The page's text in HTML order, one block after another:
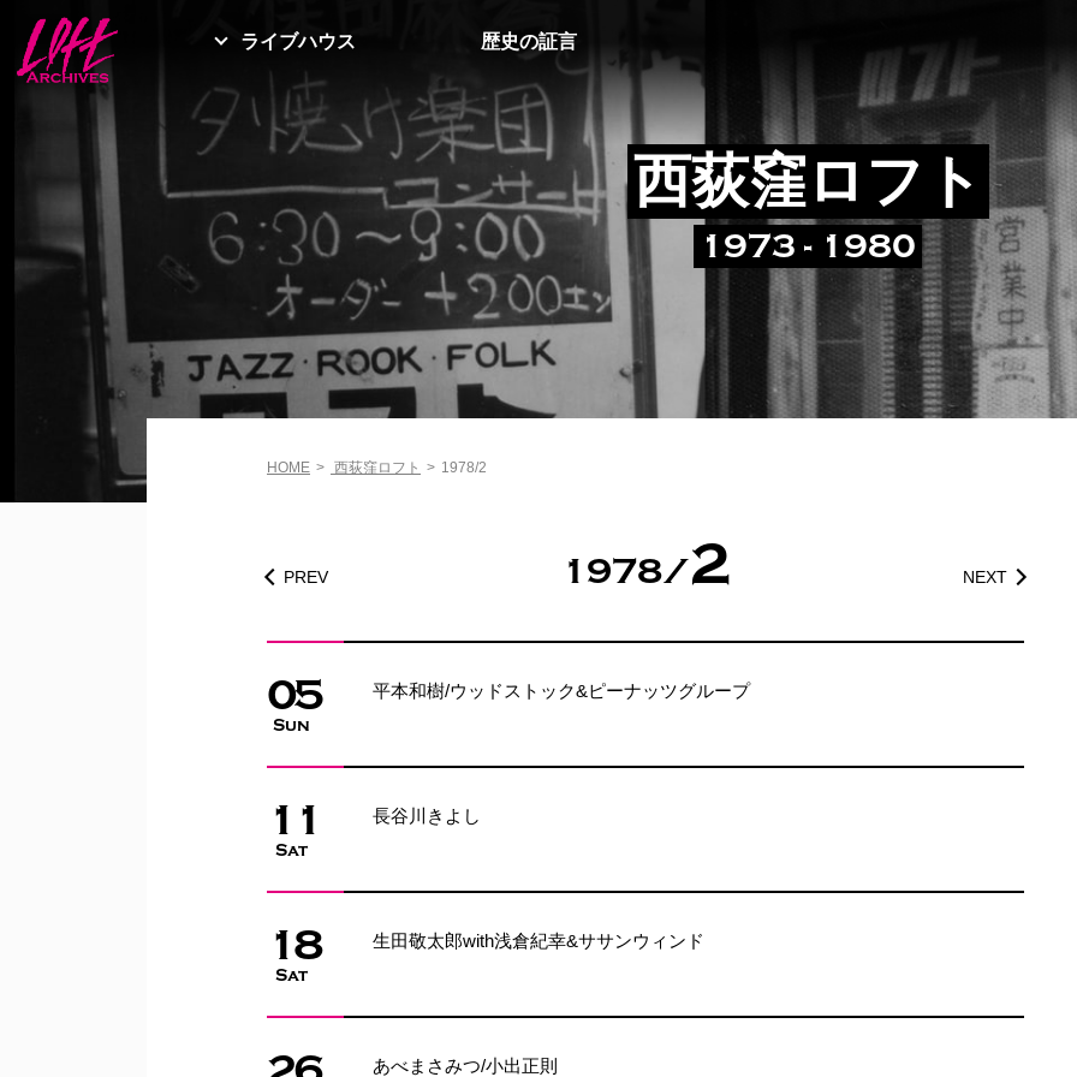
ライブハウス 歴史の証言
西荻窪ロフト
1973 - 1980
HOME > 西荻窪ロフト > 1978/2
1978/2 NEXT
PREV
05
Sun
平本和樹/ウッドストック&ピーナッツグループ
11
Sat
長谷川きよし
18
Sat
生田敬太郎with浅倉紀幸&ササンウィンド
あべまさみつ/小出正則